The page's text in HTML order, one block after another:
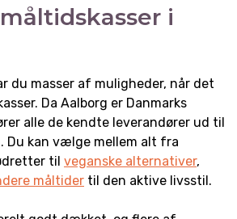
i
du masser af muligheder, når det
Da Aalborg er Danmarks
alle de kendte leverandører ud til
Du kan vælge mellem alt fra
til veganske alternativer,
måltider til den aktive livsstil.